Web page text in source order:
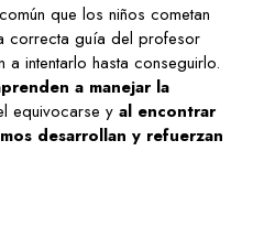
que los niños cometan
correcta guía del profesor
a intentarlo hasta conseguirlo.
a manejar la
equivocarse yal encontrar
desarrollan y refuerzan